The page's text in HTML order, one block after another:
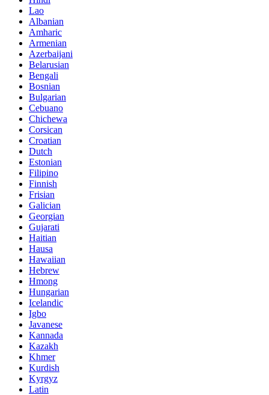
Lao
Albanian
Amharic
Armenian
Azerbaijani
Belarusian
Bengali
Bosnian
Bulgarian
Cebuano
Chichewa
Corsican
Croatian
Dutch
Estonian
Filipino
Finnish
Frisian
Galician
Georgian
Gujarati
Haitian
Hausa
Hawaiian
Hebrew
Hmong
Hungarian
Icelandic
Igbo
Javanese
Kannada
Kazakh
Khmer
Kurdish
Kyrgyz
Latin